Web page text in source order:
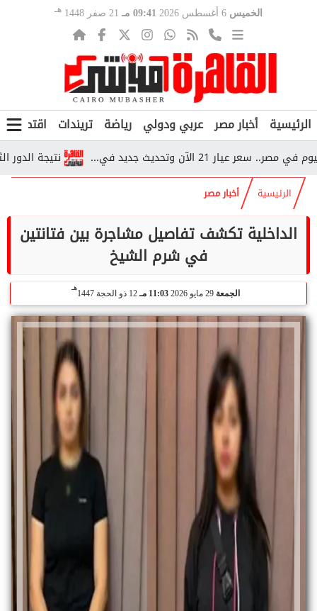
الخميس 09:41 مـ 21 صفر 1448 هـ
الرئيسية أخبار مصر عربي ودولي رياضة تريندات اقتصاد
نتيجة الدور الثاني 21 الآن وتحديث جديد في...
الرئيسية أخبار مصر
الداخلية تكشف تفاصيل مشاجرة بين فتانتين
في شرم الشيخ
الجمعة 11:03 مـ 12 ذو الحجة 1447
هـ